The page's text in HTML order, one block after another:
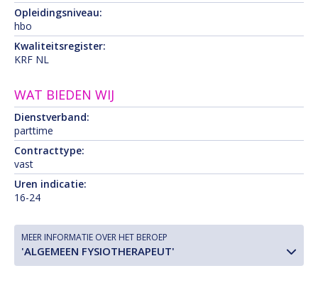
Opleidingsniveau:
hbo
Kwaliteitsregister:
KRF NL
WAT BIEDEN WIJ
Dienstverband:
parttime
Contracttype:
vast
Uren indicatie:
16-24
MEER INFORMATIE OVER HET BEROEP
'ALGEMEEN FYSIOTHERAPEUT'